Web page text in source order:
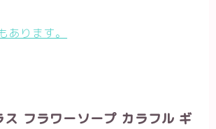
あります。
ス フラワーソープ カラフル ギ